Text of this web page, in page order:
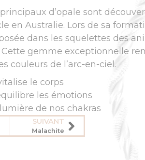
d’opale sont
en Australie. Lors de sa
dans les squelettes des
gemme exceptionnelle
couleurs de l’arc-en-ciel.
le corps
les émotions
de nos chakras
SUIVANT
Malachite